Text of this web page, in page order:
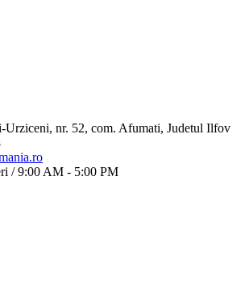
Urziceni, nr. 52, com. Afumati, Judetul Ilfov
/ 9:00 AM - 5:00 PM